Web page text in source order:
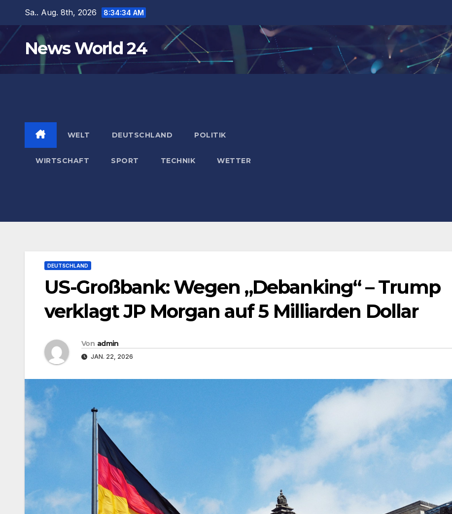
springen
Sa.. Aug. 8th, 2026 8:34:35 AM
News World 24
WELT DEUTSCHLAND POLITIK
WIRTSCHAFT SPORT TECHNIK WETTER
DEUTSCHLAND
US-Großbank: Wegen „Debanking“ – Trump
verklagt JP Morgan auf 5 Milliarden Dollar
Von admin
JAN. 22, 2026